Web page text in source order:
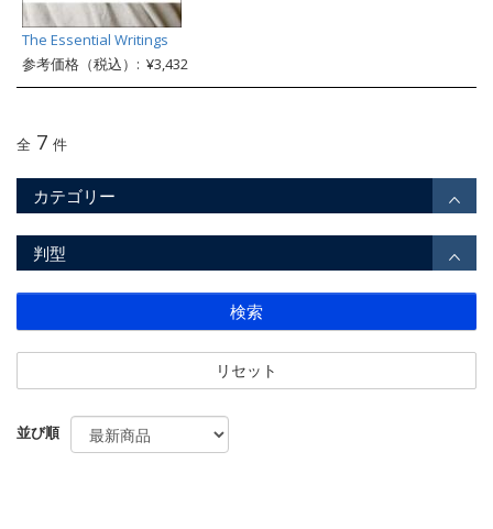
The Essential Writings
参考価格（税込）: ¥3,432
全 7 件
カテゴリー
判型
検索
リセット
並び順